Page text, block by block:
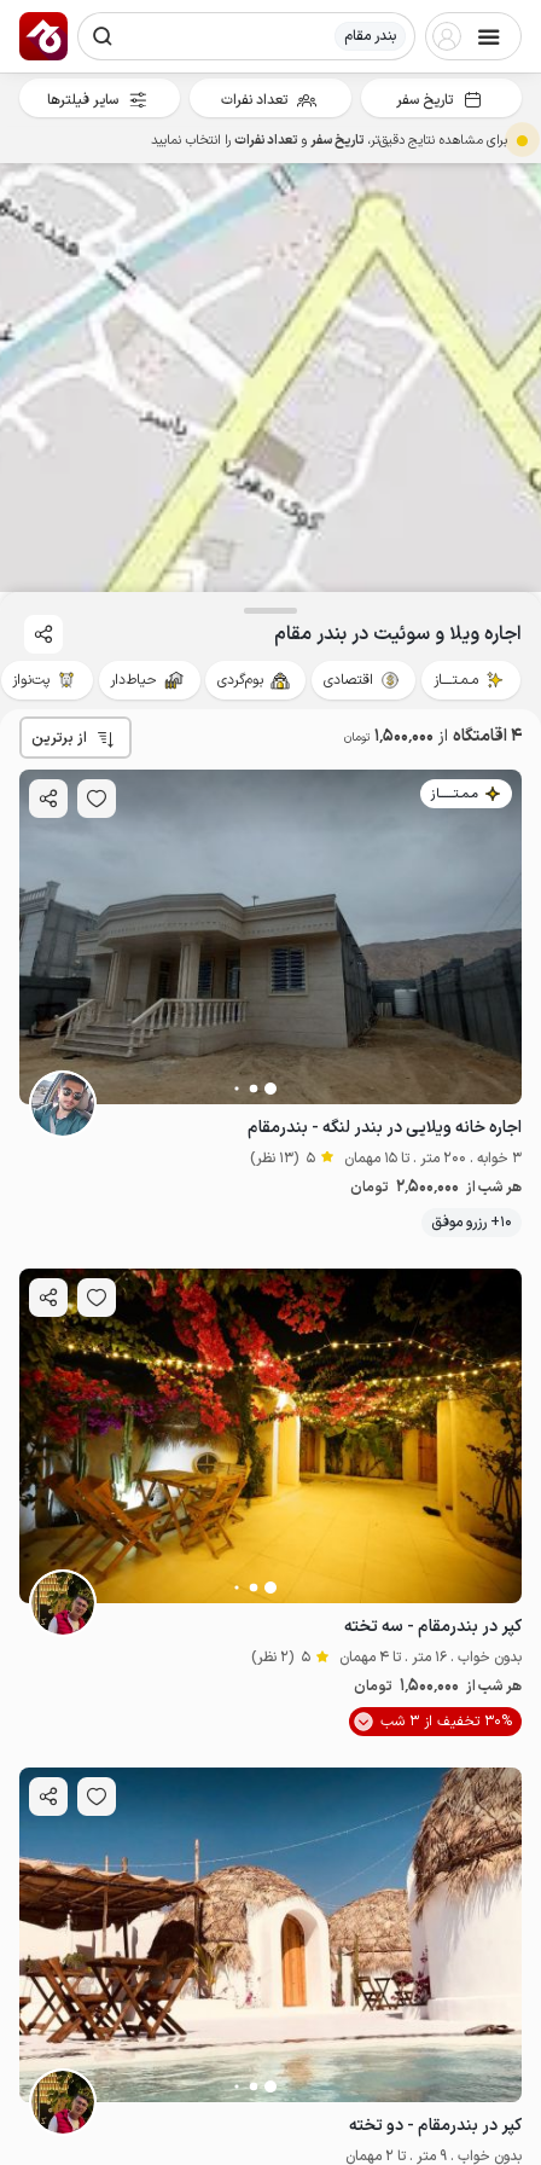
بندر مقام
2.5میلیون ت 5
اجاره ویلا و سوئیت در بندر مقام
مـمـتــــاز اقتصادی بوم‌گردی حیاط‌دار پت‌نواز
4 اقامتگاه از 1٬500٬000 تومان از برترین
مـمـتــــــاز
اجاره خانه ویلایی در بندر لنگه - بندرمقام
3 خوابه . 200 متر . تا 15 مهمان 5 (13 نظر)
هر شب از 2٬500٬000 تومان
10+ رزرو موفق
کپر در بندرمقام - سه تخته
بدون خواب . 16 متر . تا 4 مهمان 5 (2 نظر)
هر شب از 1٬500٬000 تومان
30% تخفیف از 3 شب
کپر در بندرمقام - دو تخته
بدون خواب . 9 متر . تا 2 مهمان
تاریخ سفر تعداد نفرات سایر فیلترها
برای مشاهده نتایج دقیق‌تر، تاریخ سفرو تعداد نفراترا انتخاب نمایید